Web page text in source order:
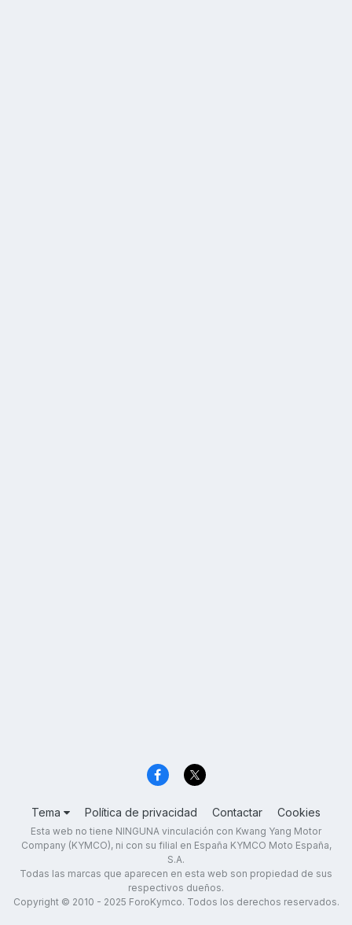
Tema Política de privacidad Contactar Cookies
Esta web no tiene NINGUNA vinculación con Kwang Yang Motor
Company (KYMCO), ni con su filial en España KYMCO Moto España,
S.A.
Todas las marcas que aparecen en esta web son propiedad de sus
respectivos dueños.
Copyright © 2010 - 2025 ForoKymco. Todos los derechos reservados.